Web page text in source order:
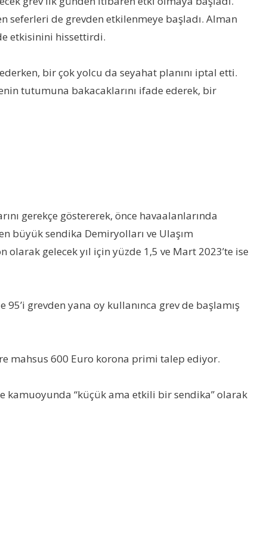
seferleri de grevden etkilenmeye başladı. Alman
etkisinini hissettirdi.
bir çok yolcu da seyahat planını iptal etti.
tutumuna bakacaklarını ifade ederek, bir
gerekçe göstererek, önce havaalanlarında
büyük sendika Demiryolları ve Ulaşım
olarak gelecek yıl için yüzde 1,5 ve Mart 2023’te ise
grevden yana oy kullanınca grev de başlamış
mahsus 600 Euro korona primi talep ediyor.
kamuoyunda “küçük ama etkili bir sendika” olarak